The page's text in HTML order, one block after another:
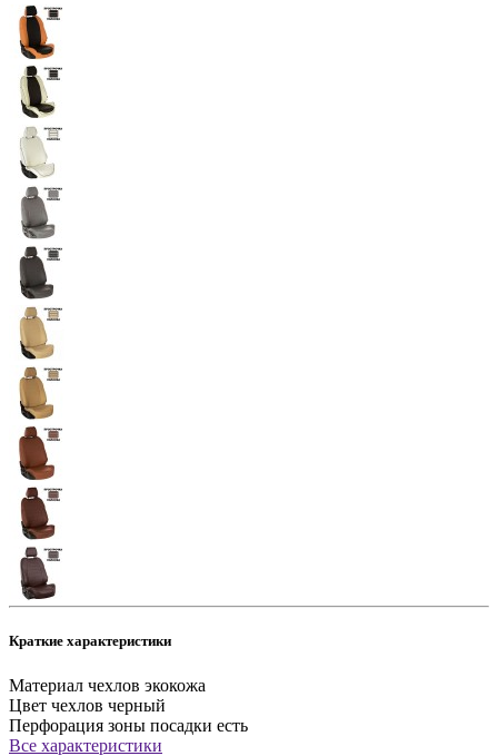
Краткие характеристики
Материал чехлов экокожа
Цвет чехлов черный
Перфорация зоны посадки есть
Все характеристики